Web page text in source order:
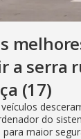
a serra
(17)
do
maior